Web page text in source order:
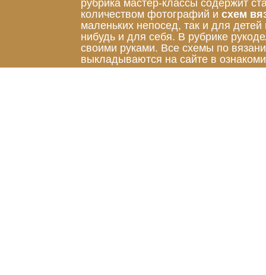
рубрика мастер-классы содержит
количеством фотографий и схем
маленьких непосед, так и для
нибудь и для себя. В рубрике
своими руками. Все схемы по
выкладываются на сайте в